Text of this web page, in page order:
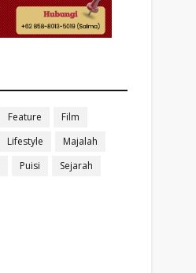
Feature
Film
Lifestyle
Majalah
Puisi
Sejarah